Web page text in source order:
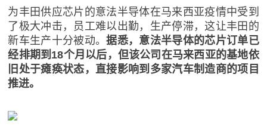
为丰田供应芯片的意法半导体在马来西亚疫情中受到
了极大冲击，员工难以出勤，生产停滞，这让丰田的
新车生产十分被动。据悉，意法半导体的芯片订单已
经排期到18个月以后，但该公司在马来西亚的基地依
旧处于瘫痪状态，直接影响到多家汽车制造商的项目
推进。